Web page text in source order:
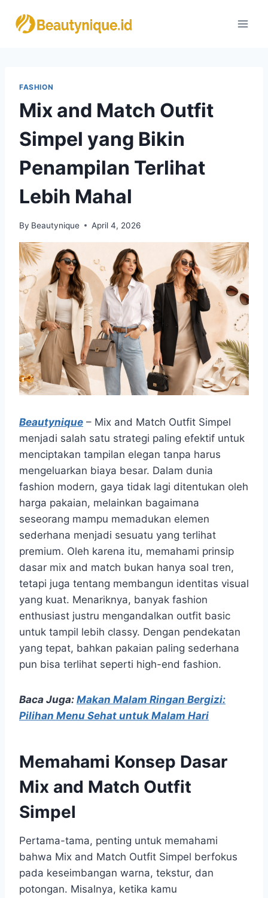
FASHION
Mix and Match Outfit
Simpel yang Bikin
Penampilan Terlihat
Lebih Mahal
By Beautynique April 4, 2026
Beautynique – Mix and Match Outfit Simpel
menjadi salah satu strategi paling efektif untuk
menciptakan tampilan elegan tanpa harus
mengeluarkan biaya besar. Dalam dunia
fashion modern, gaya tidak lagi ditentukan oleh
harga pakaian, melainkan bagaimana
seseorang mampu memadukan elemen
sederhana menjadi sesuatu yang terlihat
premium. Oleh karena itu, memahami prinsip
dasar mix and match bukan hanya soal tren,
tetapi juga tentang membangun identitas visual
yang kuat. Menariknya, banyak fashion
enthusiast justru mengandalkan outfit basic
untuk tampil lebih classy. Dengan pendekatan
yang tepat, bahkan pakaian paling sederhana
pun bisa terlihat seperti high-end fashion.
Baca Juga: Makan Malam Ringan Bergizi:
Pilihan Menu Sehat untuk Malam Hari
Memahami Konsep Dasar
Mix and Match Outfit
Simpel
Pertama-tama, penting untuk memahami
bahwa Mix and Match Outfit Simpel berfokus
pada keseimbangan warna, tekstur, dan
potongan. Misalnya, ketika kamu